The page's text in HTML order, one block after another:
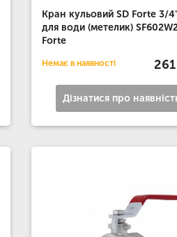
Кран кульовий SD Forte 3/
для води (метелик)
Forte
Немає в наявності
Дізнатися про